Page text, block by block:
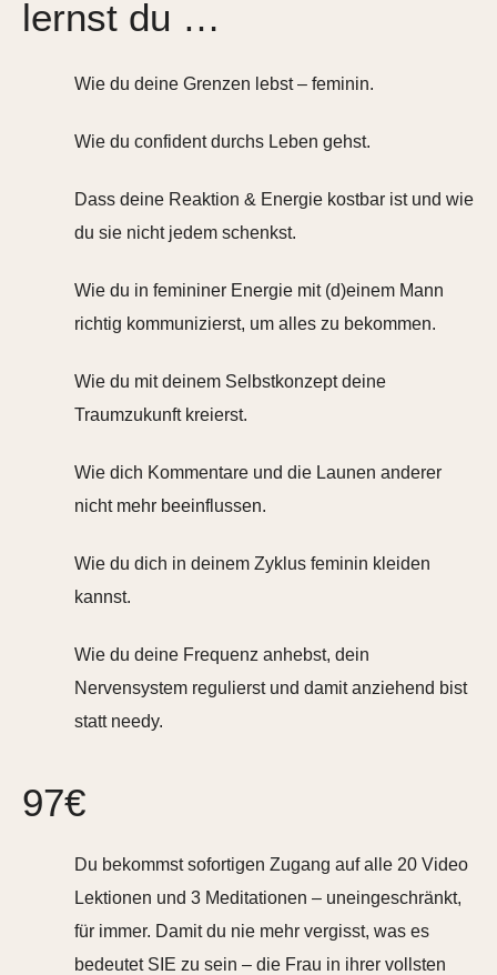
lernst du …
Wie du deine Grenzen lebst – feminin.
Wie du confident durchs Leben gehst.
Dass deine Reaktion & Energie kostbar ist und wie
du sie nicht jedem schenkst.
Wie du in femininer Energie mit (d)einem Mann
richtig kommunizierst, um alles zu bekommen.
Wie du mit deinem Selbstkonzept deine
Traumzukunft kreierst.
Wie dich Kommentare und die Launen anderer
nicht mehr beeinflussen.
Wie du dich in deinem Zyklus feminin kleiden
kannst.
Wie du deine Frequenz anhebst, dein
Nervensystem regulierst und damit anziehend bist
statt needy.
97€
Du bekommst sofortigen Zugang auf alle 20 Video
Lektionen und 3 Meditationen – uneingeschränkt,
für immer. Damit du nie mehr vergisst, was es
bedeutet SIE zu sein – die Frau in ihrer vollsten